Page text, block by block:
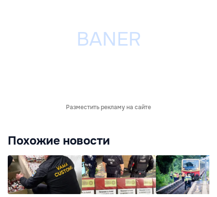
Разместить рекламу на сайте
Похожие новости